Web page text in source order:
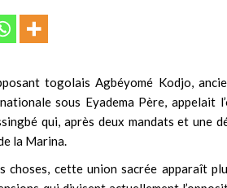
togolais Agbéyomé Kodjo,
sous Eyadema Père, appelait
qui, après deux mandats et une
la Marina.
choses, cette union sacrée apparaît